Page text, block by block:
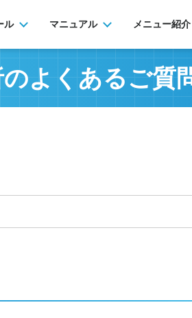
ル マニュアル メニュー紹介
よくあるご質